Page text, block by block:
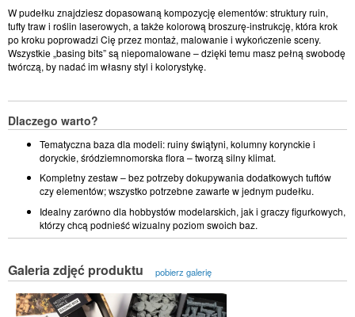
W pudełku znajdziesz dopasowaną kompozycję elementów: struktury ruin,
tufty traw i roślin laserowych, a także kolorową broszurę‑instrukcję, która krok
po kroku poprowadzi Cię przez montaż, malowanie i wykończenie sceny.
Wszystkie „basing bits” są niepomalowane – dzięki temu masz pełną swobodę
twórczą, by nadać im własny styl i kolorystykę.
Dlaczego warto?
Tematyczna baza dla modeli: ruiny świątyni, kolumny korynckie i
doryckie, śródziemnomorska flora – tworzą silny klimat.
Kompletny zestaw – bez potrzeby dokupywania dodatkowych tuftów
czy elementów; wszystko potrzebne zawarte w jednym pudełku.
Idealny zarówno dla hobbystów modelarskich, jak i graczy figurkowych,
którzy chcą podnieść wizualny poziom swoich baz.
Galeria zdjęć produktu pobierz galerię